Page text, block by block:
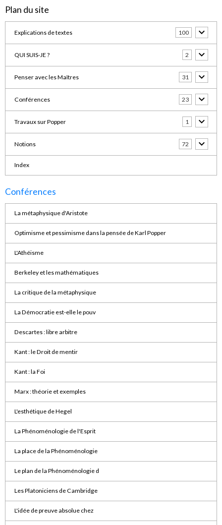
Plan du site
Explications de textes 100
QUI SUIS-JE ? 2
Penser avec les Maîtres 31
Conférences 23
Travaux sur Popper 1
Notions 72
Index
Conférences
La métaphysique d'Aristote
Optimisme et pessimisme dans la pensée de Karl Popper
L'Athéisme
Berkeley et les mathématiques
La critique de la métaphysique
La Démocratie est-elle le pouv
Descartes : libre arbitre
Kant : le Droit de mentir
Kant : la Foi
Marx : théorie et exemples
L'esthétique de Hegel
La Phénoménologie de l'Esprit
La place de la Phénoménologie
Le plan de la Phénoménologie d
Les Platoniciens de Cambridge
L'idée de preuve absolue chez